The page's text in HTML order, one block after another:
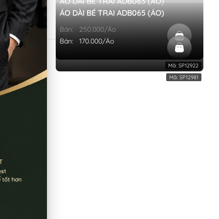
Bán: 250.000/Áo
Mã: SP12922
HOA
SP12969
ÁO DÀI BÉ TRAI ADB065 (ÁO)
Bán: 170.000/Áo
Mã: SP12981